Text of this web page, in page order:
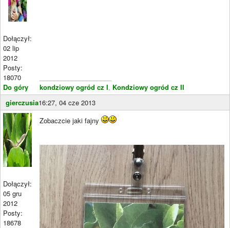
Dołączył:
02 lip
2012
Posty:
18070
Do góry
kondziowy ogród cz I, Kondziowy ogród cz II
gierczusia16:27, 04 cze 2013
Dołączył:
05 gru
2012
Posty:
18678
Zobaczcie jaki fajny